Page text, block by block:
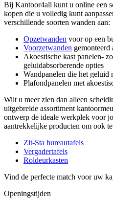
Bij Kantoor4all kunt u online een
kopen die u volledig kunt
verschillende soorten wanden aan:
Opzetwanden voor op een
Voorzetwanden gemonteerd
Akoestische kast panelen-
geluidabsorberende opties
Wandpanelen die het geluid
Plafondpanelen met
Wilt u meer zien dan alleen
uitgebreide assortiment
ontwerp de ideale werkplek voor
aantrekkelijke producten om ook
Zit-Sta bureautafels
Vergadertafels
Roldeurkasten
Vind de perfecte match voor uw
Openingstijden